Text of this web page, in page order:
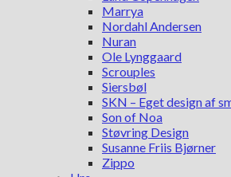
Marrya
Nordahl Andersen
Nuran
Ole Lynggaard
Scrouples
Siersbøl
SKN – Eget design af
Son of Noa
Støvring Design
Susanne Friis Bjørner
Zippo